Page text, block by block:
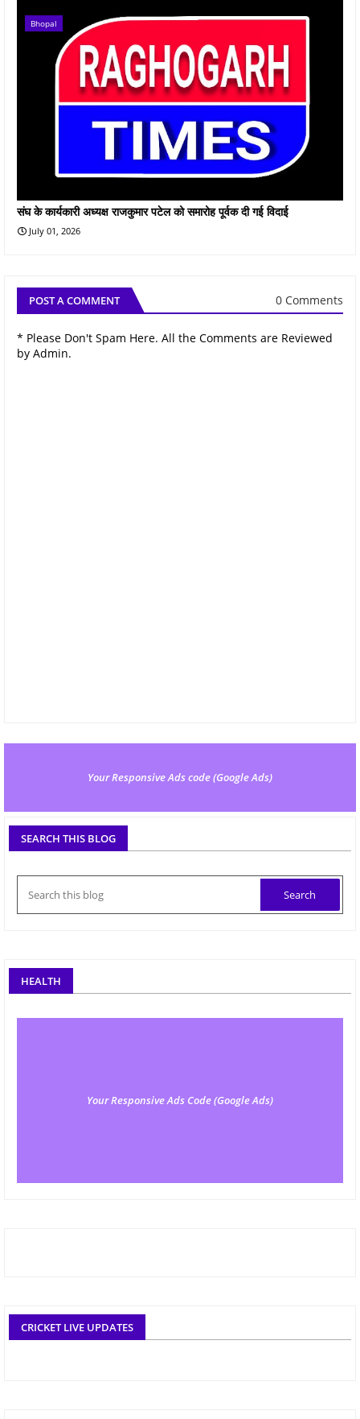
Bhopal
संघ के कार्यकारी अध्यक्ष राजकुमार पटेल को समारोह पूर्वक दी गई विदाई
July 01, 2026
POST A COMMENT 0 Comments
* Please Don't Spam Here. All the Comments are Reviewed
by Admin.
Your Responsive Ads code (Google Ads)
SEARCH THIS BLOG
HEALTH
Your Responsive Ads Code (Google Ads)
CRICKET LIVE UPDATES